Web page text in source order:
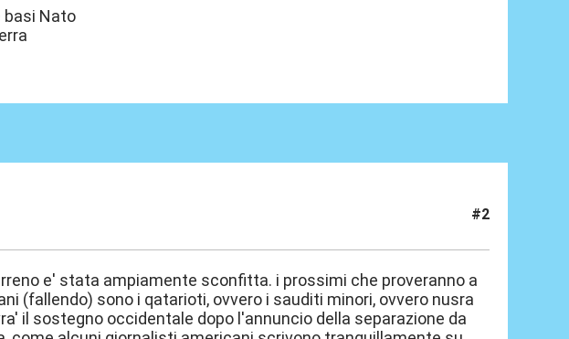
basi Nato
#2
e' stata ampiamente sconfitta. i prossimi che proveranno a
(fallendo) sono i qatarioti, ovvero i sauditi minori, ovvero nusra
il sostegno occidentale dopo l'annuncio della separazione da